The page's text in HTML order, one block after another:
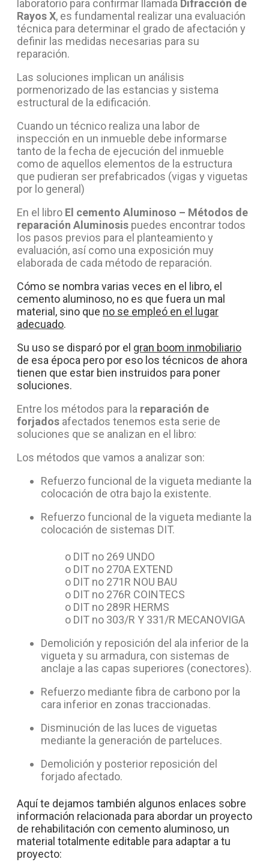
laboratorio para confirmar llamada Difracción de
Rayos X, es fundamental realizar una evaluación
técnica para determinar el grado de afectación y
definir las medidas necesarias para su
reparación.
Las soluciones implican un análisis
pormenorizado de las estancias y sistema
estructural de la edificación.
Cuando un técnico realiza una labor de
inspección en un inmueble debe informarse
tanto de la fecha de ejecución del inmueble
como de aquellos elementos de la estructura
que pudieran ser prefabricados (vigas y viguetas
por lo general)
En el libro El cemento Aluminoso – Métodos de
reparación Aluminosis puedes encontrar todos
los pasos previos para el planteamiento y
evaluación, así como una exposición muy
elaborada de cada método de reparación.
Cómo se nombra varias veces en el libro, el
cemento aluminoso, no es que fuera un mal
material, sino que no se empleó en el lugar
adecuado.
Su uso se disparó por el gran boom inmobiliario
de esa época pero por eso los técnicos de ahora
tienen que estar bien instruidos para poner
soluciones.
Entre los métodos para la reparación de
forjados afectados tenemos esta serie de
soluciones que se analizan en el libro:
Los métodos que vamos a analizar son:
Refuerzo funcional de la vigueta mediante la
colocación de otra bajo la existente.
Refuerzo funcional de la vigueta mediante la
colocación de sistemas DIT.
o DIT no 269 UNDO
o DIT no 270A EXTEND
o DIT no 271R NOU BAU
o DIT no 276R COINTECS
o DIT no 289R HERMS
o DIT no 303/R Y 331/R MECANOVIGA
Demolición y reposición del ala inferior de la
vigueta y su armadura, con sistemas de
anclaje a las capas superiores (conectores).
Refuerzo mediante fibra de carbono por la
cara inferior en zonas traccionadas.
Disminución de las luces de viguetas
mediante la generación de parteluces.
Demolición y posterior reposición del
forjado afectado.
Aquí te dejamos también algunos enlaces sobre
información relacionada para abordar un proyecto
de rehabilitación con cemento aluminoso, un
material totalmente editable para adaptar a tu
proyecto: